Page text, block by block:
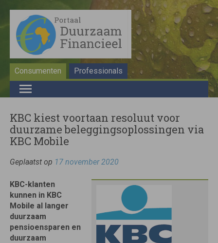
Consumenten Professionals
KBC kiest voortaan resoluut voor
duurzame beleggingsoplossingen via
KBC Mobile
Geplaatst op 17 november 2020
KBC-klanten
kunnen in KBC
Mobile al langer
duurzaam
pensioensparen en
duurzaam